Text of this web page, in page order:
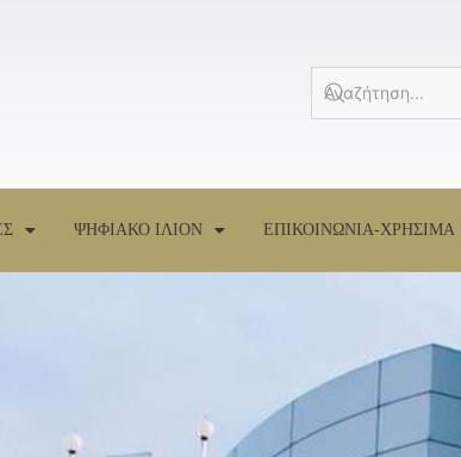
ΨΗΦΙΑΚΟ ΙΛΙΟΝ ΕΠΙΚΟΙΝΩΝΙΑ-ΧΡΗΣΙΜΑ